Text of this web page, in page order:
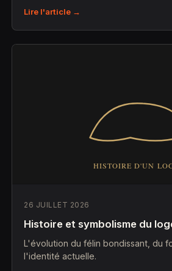
Lire l'article →
26 JUILLET 2026
Histoire et symbolisme du
L'évolution du félin bondissant, du
l'identité actuelle.